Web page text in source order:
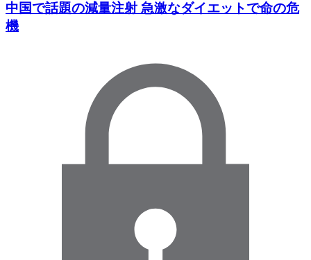
中国で話題の減量注射 急激なダイエットで命の危
機